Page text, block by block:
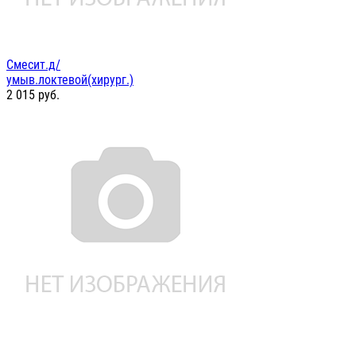
Смесит.д/
умыв.локтевой(хирург.)
2 015 руб.